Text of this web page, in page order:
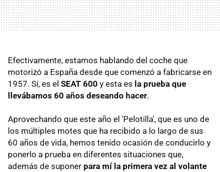
Efectivamente, estamos hablando del coche que
motorizó a España desde que comenzó a fabricarse en
1957. Sí, es el SEAT 600 y esta es la prueba que
llevábamos 60 años deseando hacer.
Aprovechando que este año el 'Pelotilla', que es uno de
los múltiples motes que ha recibido a lo largo de sus
60 años de vida, hemos tenido ocasión de conducirlo y
ponerlo a prueba en diferentes situaciones que,
además de suponer para mí la primera vez al volante